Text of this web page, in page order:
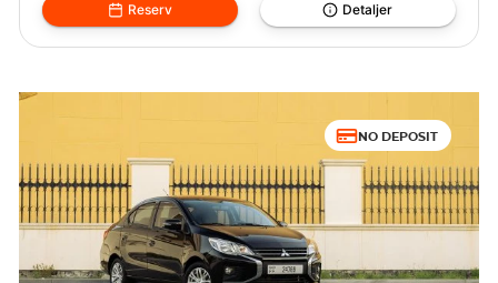
Reserv Detaljer
NO DEPOSIT